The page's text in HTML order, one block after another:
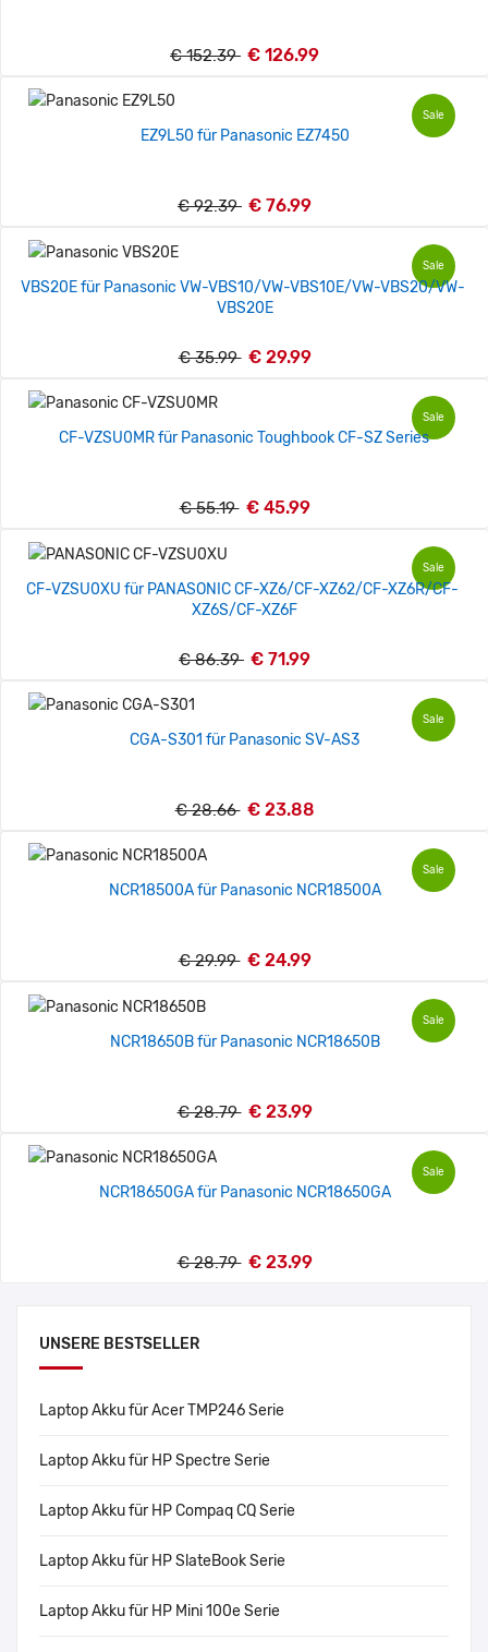
UNSERE BESTSELLER
Laptop Akku für Acer TMP246 Serie
Laptop Akku für HP Spectre Serie
Laptop Akku für HP Compaq CQ Serie
Laptop Akku für HP SlateBook Serie
Laptop Akku für HP Mini 100e Serie
€ 152.39 € 126.99
Sale
EZ9L50 für Panasonic EZ7450
€ 92.39 € 76.99
Sale
VBS20E für Panasonic VW-VBS10/VW-VBS10E/VW-VBS20/VW-
VBS20E
€ 35.99 € 29.99
Sale
CF-VZSU0MR für Panasonic Toughbook CF-SZ Series
€ 55.19 € 45.99
Sale
CF-VZSU0XU für PANASONIC CF-XZ6/CF-XZ62/CF-XZ6R/CF-
XZ6S/CF-XZ6F
€ 86.39 € 71.99
Sale
CGA-S301 für Panasonic SV-AS3
€ 28.66 € 23.88
Sale
NCR18500A für Panasonic NCR18500A
€ 29.99 € 24.99
Sale
NCR18650B für Panasonic NCR18650B
€ 28.79 € 23.99
Sale
NCR18650GA für Panasonic NCR18650GA
€ 28.79 € 23.99